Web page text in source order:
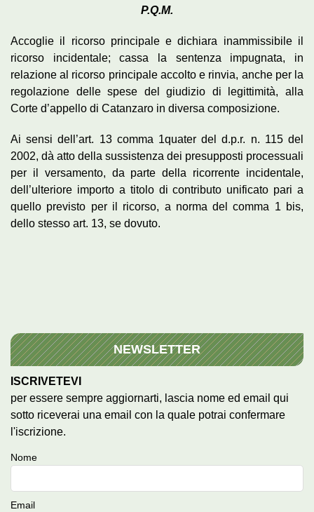
P.Q.M.
Accoglie il ricorso principale e dichiara inammissibile il
ricorso incidentale; cassa la sentenza impugnata, in
relazione al ricorso principale accolto e rinvia, anche per la
regolazione delle spese del giudizio di legittimità, alla
Corte d’appello di Catanzaro in diversa composizione.
Ai sensi dell’art. 13 comma 1quater del d.p.r. n. 115 del
2002, dà atto della sussistenza dei presupposti processuali
per il versamento, da parte della ricorrente incidentale,
dell’ulteriore importo a titolo di contributo unificato pari a
quello previsto per il ricorso, a norma del comma 1 bis,
dello stesso art. 13, se dovuto.
NEWSLETTER
ISCRIVETEVI
per essere sempre aggiornarti, lascia nome ed email qui
sotto riceverai una email con la quale potrai confermare
l'iscrizione.
Nome
Email